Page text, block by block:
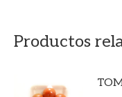
Productos